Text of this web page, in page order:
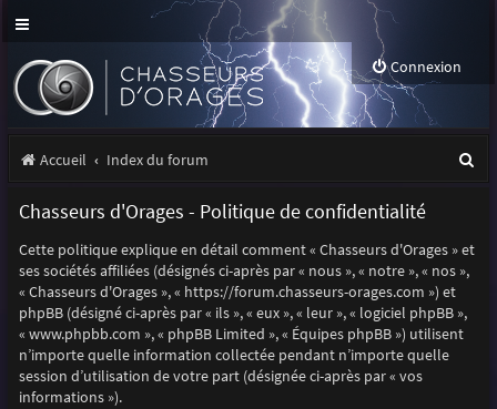
Connexion
Accueil Index du forum
Chasseurs d'Orages - Politique de confidentialité
Cette politique explique en détail comment « Chasseurs d'Orages » et
ses sociétés affiliées (désignés ci-après par « nous », « notre », « nos »,
« Chasseurs d'Orages », « https://forum.chasseurs-orages.com ») et
phpBB (désigné ci-après par « ils », « eux », « leur », « logiciel phpBB »,
« www.phpbb.com », « phpBB Limited », « Équipes phpBB ») utilisent
n’importe quelle information collectée pendant n’importe quelle
session d’utilisation de votre part (désignée ci-après par « vos
informations »).